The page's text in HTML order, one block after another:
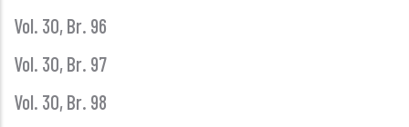
Vol. 30, Br. 96
Vol. 30, Br. 97
Vol. 30, Br. 98